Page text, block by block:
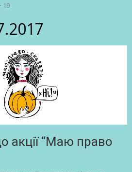
19
акції “Маю право